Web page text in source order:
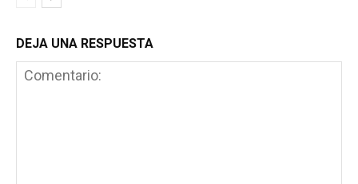
DEJA UNA RESPUESTA